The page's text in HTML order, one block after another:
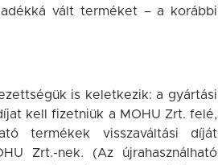
vált terméket – a korábbi
is keletkezik: a gyártási
kell fizetniük a MOHU Zrt. felé,
termékek visszaváltási díját
Zrt.-nek. (Az újrahasználható